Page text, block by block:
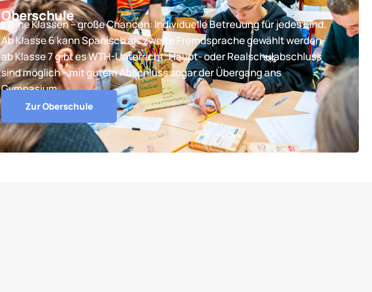
Oberschule
Kleine Klassen – große Chancen: Individuelle Betreuung für jedes Kind.
Ab Klasse 6 kann Spanisch als zweite Fremdsprache gewählt werden,
ab Klasse 7 gibt es WTH-Unterricht. Haupt- oder Realschulabschluss
sind möglich – mit gutem Abschluss sogar der Übergang ans
Gymnasium.
Zur Oberschule